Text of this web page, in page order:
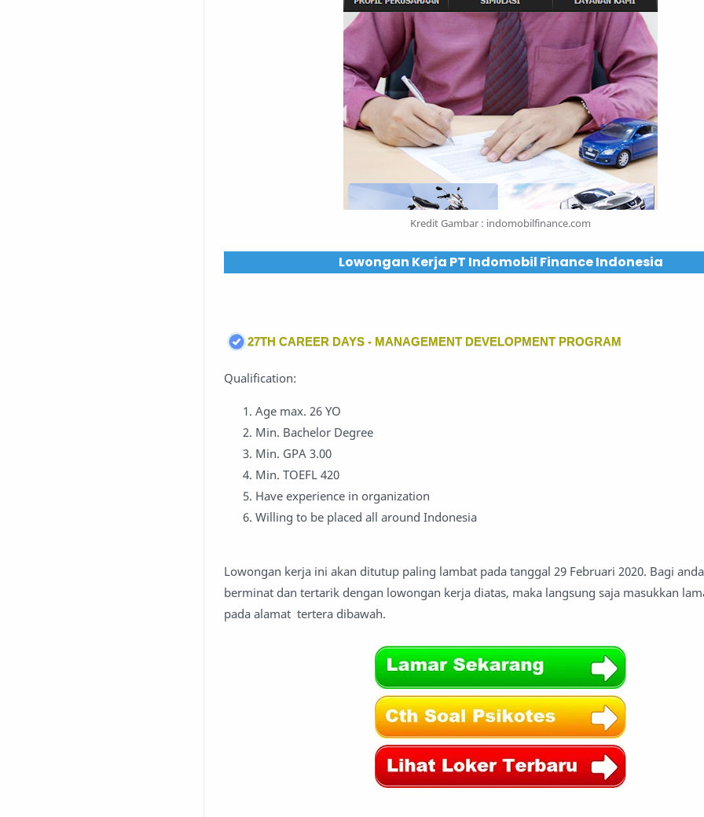
Kredit Gambar : indomobilfinance.com
Lowongan Kerja PT Indomobil Finance Indonesia
27TH CAREER DAYS - MANAGEMENT DEVELOPMENT PROGRAM
Qualification:
Age max. 26 YO
Min. Bachelor Degree
Min. GPA 3.00
Min. TOEFL 420
Have experience in organization
Willing to be placed all around Indonesia
Lowongan kerja ini akan ditutup paling lambat pada tanggal 29 Februari 2020. Bagi
berminat dan tertarik dengan lowongan kerja diatas, maka langsung saja masukkan
pada alamat tertera dibawah.